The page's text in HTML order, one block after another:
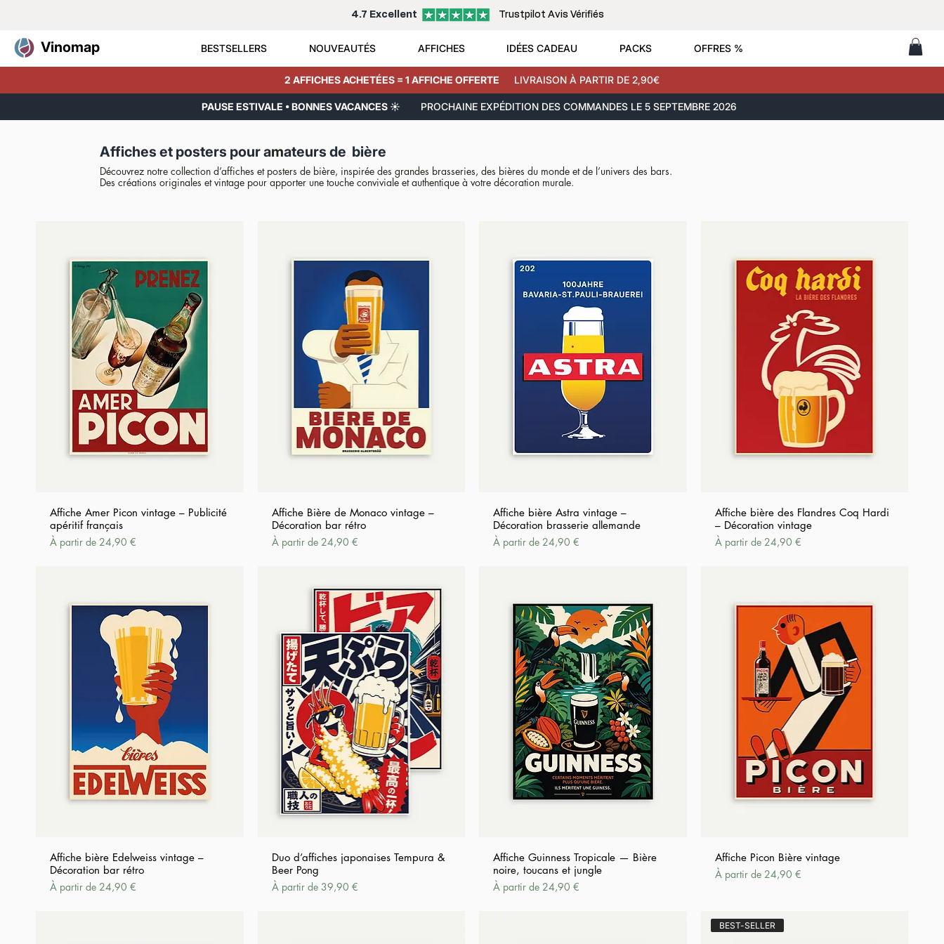
Vinomap
4.7 Excellent Trustpilot Avis Vérifiés
BESTSELLERS NOUVEAUTÉS AFFICHES IDÉES CADEAU PACKS OFFRES %
2 AFFICHES ACHETÉES = 1 AFFICHE OFFERTE LIVRAISON À PARTIR DE 2,90€
PAUSE ESTIVALE • BONNES VACANCES ☀️ PROCHAINE EXPÉDITION DES COMMANDES LE 5 SEPTEMBRE 2026
Affiches et posters pour amateurs de bière
Découvrez notre collection d’affiches et posters de bière, inspirée des grandes brasseries, des bières du monde et de l’univers des bars.
Des créations originales et vintage pour apporter une touche conviviale et authentique à votre décoration murale.
Affiche Amer Picon vintage – Publicité
apéritif français
À partir de 24,90 €
Prix promotionnel
Affiche Bière de Monaco vintage –
Décoration bar rétro
À partir de 24,90 €
Prix promotionnel
Affiche bière Astra vintage –
Décoration brasserie allemande
À partir de 24,90 €
Prix promotionnel
Affiche bière des Flandres Coq Hardi
– Décoration vintage
À partir de 24,90 €
Prix promotionnel
Affiche bière Edelweiss vintage –
Décoration bar rétro
À partir de 24,90 €
Prix promotionnel
Duo d’affiches japonaises Tempura &
Beer Pong
À partir de 39,90 €
Prix promotionnel
Affiche Guinness Tropicale — Bière
noire, toucans et jungle
À partir de 24,90 €
Prix promotionnel
Affiche Picon Bière vintage
À partir de 24,90 €
Prix promotionnel
BEST-SELLER